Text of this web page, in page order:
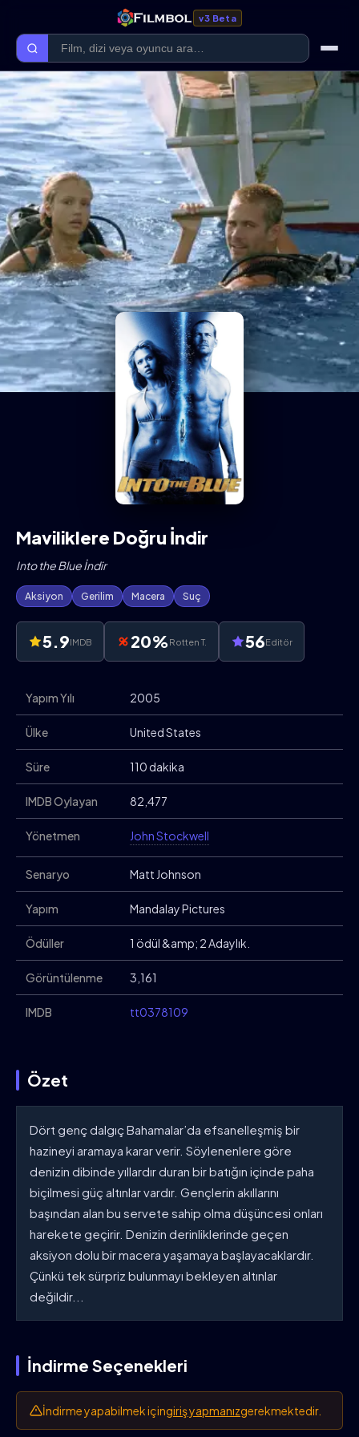
v3 Beta
Ana Sayfa
Forum
Kategoriler
Kaliteler
Film Kategorileri
Dizi Kategorileri
Giriş Yap
Maviliklere Doğru İndir
Into the Blue İndir
Aksiyon Gerilim Macera Suç
5.9IMDB 20%Rotten T. 56Editör
Yapım Yılı 2005
Ülke United States
Süre 110 dakika
IMDB Oylayan 82,477
Yönetmen John Stockwell
Senaryo Matt Johnson
Yapım Mandalay Pictures
Ödüller 1 ödül &amp; 2 Adaylık.
Görüntülenme 3,161
IMDB tt0378109
Özet
Dört genç dalgıç Bahamalar’da efsanelleşmiş bir
hazineyi aramaya karar verir. Söylenenlere göre
denizin dibinde yıllardır duran bir batığın içinde paha
biçilmesi güç altınlar vardır. Gençlerin akıllarını
başından alan bu servete sahip olma düşüncesi onları
harekete geçirir. Denizin derinliklerinde geçen
aksiyon dolu bir macera yaşamaya başlayacaklardır.
Çünkü tek sürpriz bulunmayı bekleyen altınlar
değildir...
İndirme Seçenekleri
İndirme yapabilmek içingiriş yapmanızgerekmektedir.